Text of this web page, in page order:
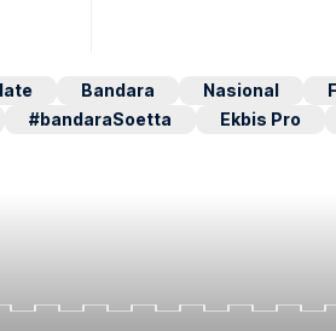
Bandara Nasional
#bandaraSoetta Ekbis Pro